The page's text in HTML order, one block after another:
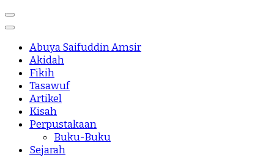
Abuya Saifuddin Amsir
Akidah
Fikih
Tasawuf
Artikel
Kisah
Perpustakaan
Buku-Buku
Sejarah